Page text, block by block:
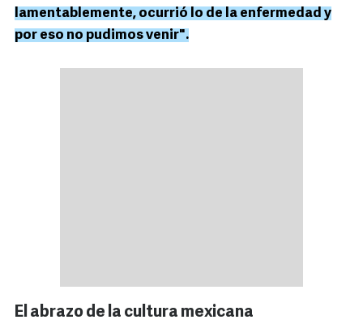
lamentablemente, ocurrió lo de la enfermedad y
por eso no pudimos venir".
El abrazo de la cultura mexicana